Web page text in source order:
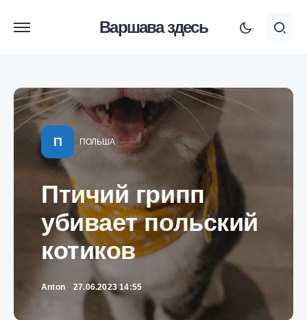
Варшава здесь
П ПОЛЬША
Птичий грипп
убивает польский
котиков
Anton 27.06.2023 14:55